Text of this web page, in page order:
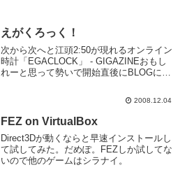
えがくろっく！
次から次へと江頭2:50が現れるオンライン
時計「EGACLOCK」 - GIGAZINEおもし
れーと思って勢いで開始直後にBLOGに貼
2008.12.04
FEZ on VirtualBox
Direct3Dが動くならと早速インストールし
て試してみた。だめぽ。FEZしか試してな
いので他のゲームはシラナイ。